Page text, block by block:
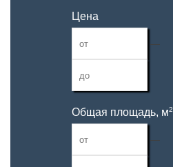
Цена
—
Общая площадь, м2
—